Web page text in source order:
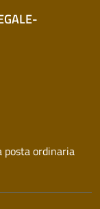
posta ordinaria